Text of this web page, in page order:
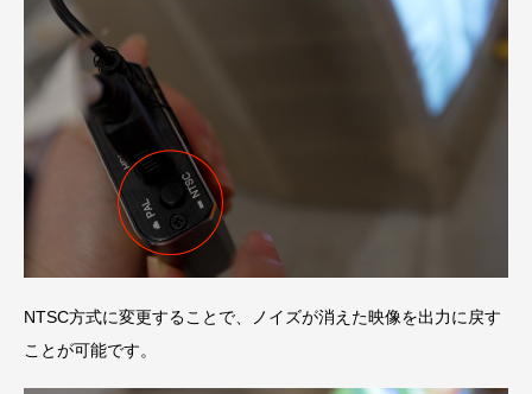
NTSC方式に変更することで、ノイズが消えた映像を出力に戻す
ことが可能です。